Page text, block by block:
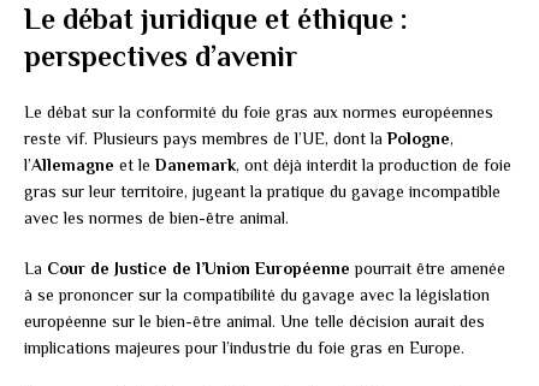
Le débat juridique et éthique :
perspectives d’avenir
Le débat sur la conformité du foie gras aux normes européennes
reste vif. Plusieurs pays membres de l’UE, dont laPologne,
l’Allemagne et le Danemark, ont déjà interdit la production de foie
gras sur leur territoire, jugeant la pratique du gavage incompatible
avec les normes de bien-être animal.
La Cour de Justice de l’Union Européenne pourrait être amenée
à se prononcer sur la compatibilité du gavage avec la législation
européenne sur le bien-être animal. Une telle décision aurait des
implications majeures pour l’industrie du foie gras en Europe.